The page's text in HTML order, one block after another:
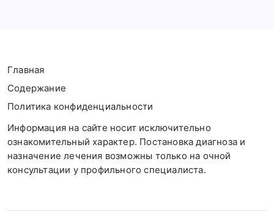
Главная
Содержание
Политика конфиденциальности
Информация на сайте носит исключительно
ознакомительный характер. Постановка диагноза и
назначение лечения возможны только на очной
консультации у профильного специалиста.